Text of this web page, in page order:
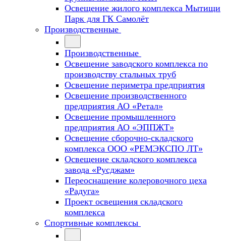
Освещение жилого комплекса Мытищи
Парк для ГК Самолёт
Производственные
Производственные
Освещение заводского комплекса по
производству стальных труб
Освещение периметра предприятия
Освещение производственного
предприятия АО «Ретал»
Освещение промышленного
предприятия АО «ЭППЖТ»
Освещение сборочно-складского
комплекса ООО «РЕМЭКСПО ЛТ»
Освещение складского комплекса
завода «Русджам»
Переоснащение колеровочного цеха
«Радуга»
Проект освещения складского
комплекса
Спортивные комплексы